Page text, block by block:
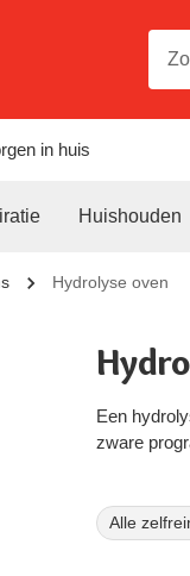
in huis
Huishouden
Hydrolyse oven
Een
zware
Alle